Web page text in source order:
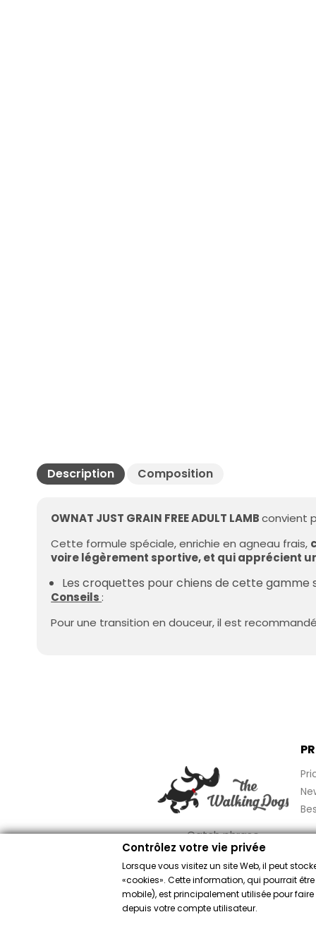
Description Composition
OWNAT JUST GRAIN FREE ADULT LAMBconvient
Cette formule spéciale, enrichie en agneau frais,
voire légèrement sportive, et qui apprécient
Les croquettes pour chiens de cette gamme
Conseils:
Pour une transition en douceur, il est
Catch phrase
Comerciante
Contrôlez votre vie privée
Lorsque vous visitez un site Web, il peut
«cookies». Cette information, qui pourrait
mobile), est principalement utilisée pour
depuis votre compte utilisateur.